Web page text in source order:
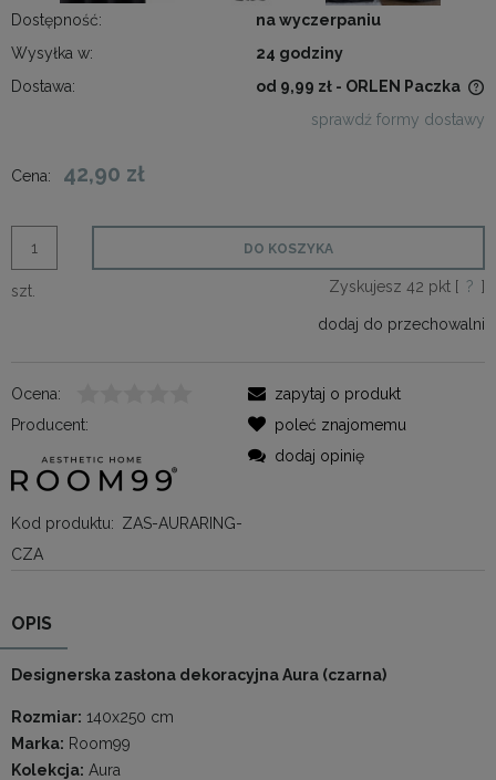
Dostępność:
na wyczerpaniu
Wysyłka w:
24 godziny
Dostawa:
od 9,99 zł - ORLEN Paczka
sprawdź formy dostawy
Cena: 42,90 zł
szt.
DO KOSZYKA
Zyskujesz 42 pkt [ ? ]
dodaj do przechowalni
Ocena:
Producent:
Kod produktu: ZAS-AURARING-
CZA
zapytaj o produkt
poleć znajomemu
dodaj opinię
OPIS
Designerska zasłona dekoracyjna Aura (czarna)
Rozmiar: 140x250 cm
Marka: Room99
Kolekcja: Aura